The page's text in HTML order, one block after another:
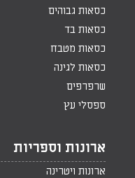
כסאות גבוהים
כסאות בד
כסאות מטבח
כסאות לגינה
שרפרפים
ספסלי עץ
ארונות וספריות
ארונות ויטרינה